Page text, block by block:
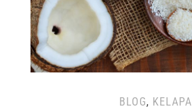
BLOG, KELAPA